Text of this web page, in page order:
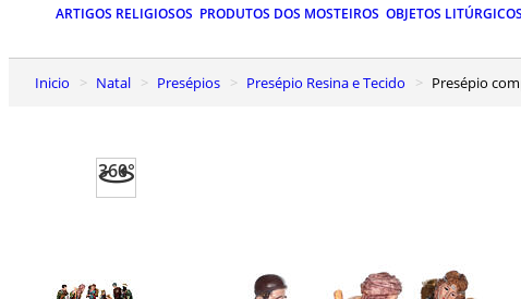
ARTIGOS RELIGIOSOS PRODUTOS DOS MOSTEIROS OBJETOS LITÚRGICOS
Inicio Natal Presépios Presépio Resina e Tecido Presépio
360°